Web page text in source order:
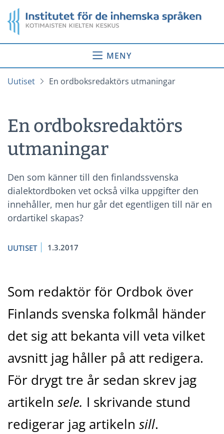
till
innehåll
Startsida
MENY
Uutiset En ordboksredaktörs utmaningar
En ordboksredaktörs
utmaningar
Den som känner till den finlandssvenska
dialektordboken vet också vilka uppgifter den
innehåller, men hur går det egentligen till när en
ordartikel skapas?
UUTISET 1.3.2017
Som redaktör för Ordbok över
Finlands svenska folkmål händer
det sig att bekanta vill veta vilket
avsnitt jag håller på att redigera.
För drygt tre år sedan skrev jag
artikeln sele. I skrivande stund
redigerar jag artikeln sill.